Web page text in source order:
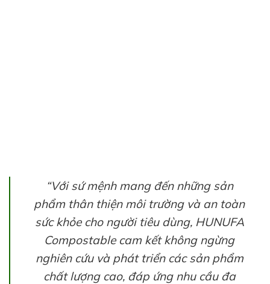
“Với sứ mệnh mang đến những sản
phẩm thân thiện môi trường và an toàn
sức khỏe cho người tiêu dùng, HUNUFA
Compostable cam kết không ngừng
nghiên cứu và phát triển các sản phẩm
chất lượng cao, đáp ứng nhu cầu đa